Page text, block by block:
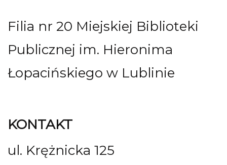
Filia nr 20 Miejskiej Biblioteki
Publicznej im. Hieronima
Łopacińskiego w Lublinie
KONTAKT
ul. Krężnicka 125